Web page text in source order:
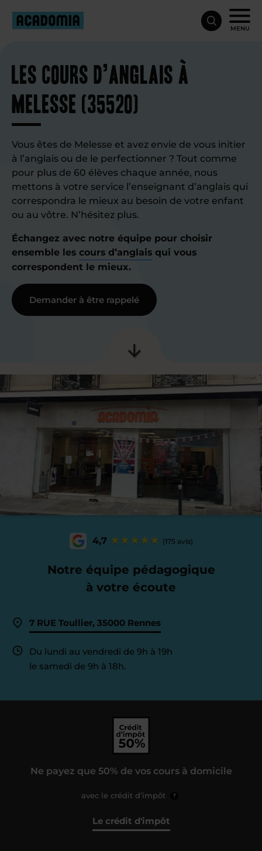
MENU
Les cours d’anglais à
Melesse (35520)
Vous êtes de Melesse et avez envie de vous initier
à l’anglais ou de le perfectionner ? Tout comme
pour plus de 60 élèves chaque année, nous
mettons à votre service l’enseignant d’anglais qui
correspondra le mieux au besoin de votre enfant
ou au vôtre. N’hésitez plus.
Échangez avec notre équipe pour choisir
ensemble les cours d’anglais qui vous
correspondent le mieux.
Demander à être rappelé
4,7 (175 avis)
Notre équipe pédagogique
à votre écoute
7 RUE Toullier, 35000 Rennes
Du lundi au vendredi de 9h à 19h
le samedi de 9h à 18h.
Ne payez que 50% de vos cours à domicile
avec le crédit d’impôt ?
Le crédit d'impôt